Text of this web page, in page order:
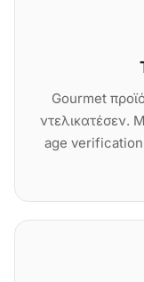
Gourmet
ντελικατέσεν.
age verification